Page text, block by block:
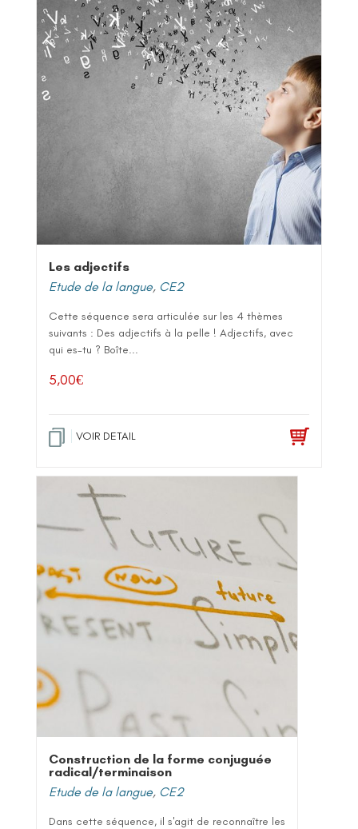
Les adjectifs
Etude de la langue, CE2
Cette séquence sera articulée sur les 4 thèmes
suivants : Des adjectifs à la pelle ! Adjectifs, avec
qui es-tu ? Boîte...
5,00€
VOIR DETAIL
Construction de la forme conjuguée
radical/terminaison
Etude de la langue, CE2
Dans cette séquence, il s'agit de reconnaître les